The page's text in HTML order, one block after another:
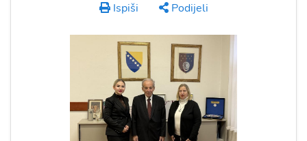
Ispiši Podijeli